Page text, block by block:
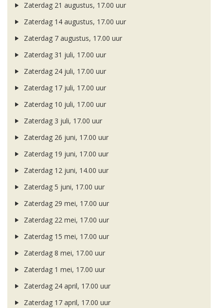
Zaterdag 21 augustus, 17.00 uur
Zaterdag 14 augustus, 17.00 uur
Zaterdag 7 augustus, 17.00 uur
Zaterdag 31 juli, 17.00 uur
Zaterdag 24 juli, 17.00 uur
Zaterdag 17 juli, 17.00 uur
Zaterdag 10 juli, 17.00 uur
Zaterdag 3 juli, 17.00 uur
Zaterdag 26 juni, 17.00 uur
Zaterdag 19 juni, 17.00 uur
Zaterdag 12 juni, 14.00 uur
Zaterdag 5 juni, 17.00 uur
Zaterdag 29 mei, 17.00 uur
Zaterdag 22 mei, 17.00 uur
Zaterdag 15 mei, 17.00 uur
Zaterdag 8 mei, 17.00 uur
Zaterdag 1 mei, 17.00 uur
Zaterdag 24 april, 17.00 uur
Zaterdag 17 april, 17.00 uur